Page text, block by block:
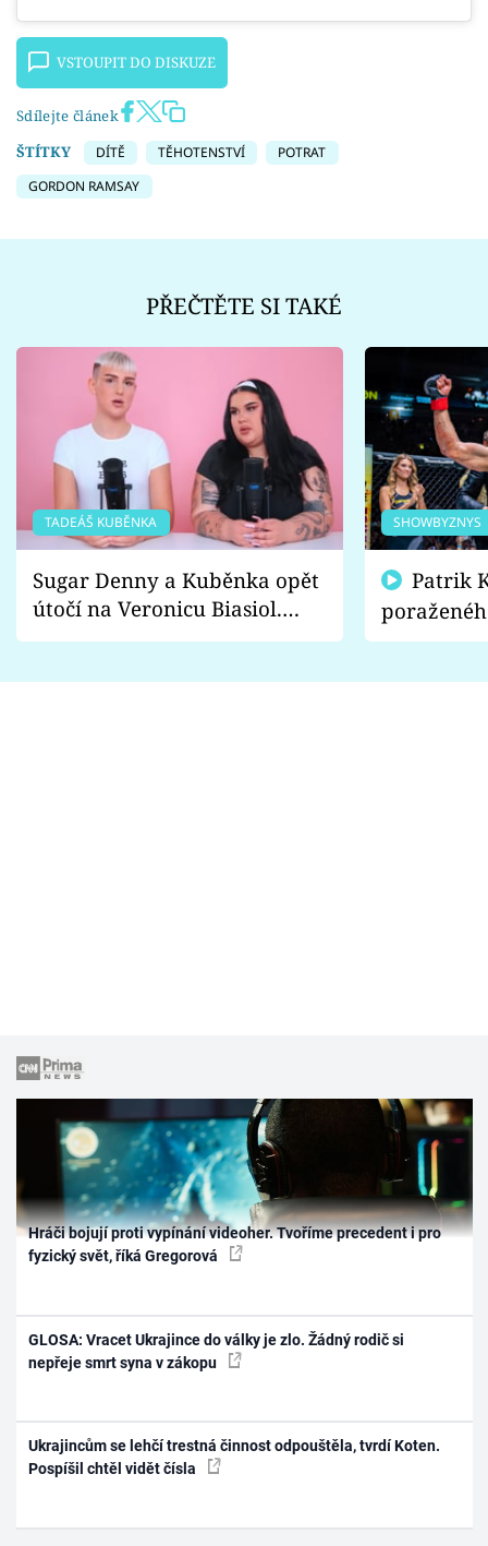
VSTOUPIT DO DISKUZE
Sdílejte článek
ŠTÍTKY
DÍTĚ TĚHOTENSTVÍ
POTRAT
GORDON RAMSAY
PŘEČTĚTE SI TAKÉ
TADEÁŠ KUBĚNKA
Sugar Denny a Kuběnka opět
útočí na Veronicu Biasiol.
Proč je podle nich falešná a
SHOWBYZNYS
fanoušci
Hráči bojují proti vypínání videoher. Tvoříme precedent i pro
fyzický svět, říká Gregorová
GLOSA: Vracet Ukrajince do války je zlo. Žádný rodič si
nepřeje smrt syna v zákopu
Ukrajincům se lehčí trestná činnost odpouštěla, tvrdí Koten.
Pospíšil chtěl vidět čísla